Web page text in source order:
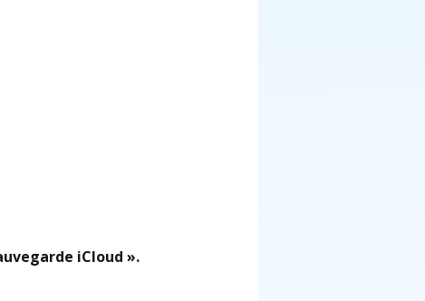
iCloud ».